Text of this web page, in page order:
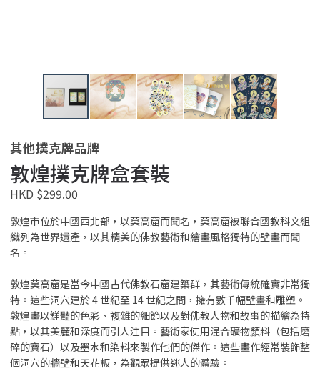
其他撲克牌品牌
敦煌撲克牌盒套裝
HKD $299.00
敦煌市位於中國西北部，以莫高窟而聞名，莫高窟被聯合國教科文組
織列為世界遺產，以其精美的佛教藝術和繪畫風格獨特的壁畫而聞
名。
敦煌莫高窟是當今中國古代佛教石窟建築群，其藝術傳統確實非常獨
特。這些洞穴建於 4 世紀至 14 世紀之間，擁有數千幅壁畫和雕塑。
敦煌畫以鮮豔的色彩、複雜的細節以及對佛教人物和故事的描繪為特
點，以其美麗和深度而引人注目。藝術家使用混合礦物顏料（包括磨
碎的寶石）以及墨水和染料來製作他們的傑作。這些畫作經常裝飾整
個洞穴的牆壁和天花板，為觀眾提供迷人的體驗。